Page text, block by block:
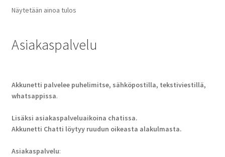
Näytetään ainoa tulos
Asiakaspalvelu
Akkunetti palvelee puhelimitse, sähköpostilla, tekstiviestillä,
whatsappissa.
Lisäksi asiakaspalveluaikoina chatissa.
Akkunetti Chatti löytyy ruudun oikeasta alakulmasta.
Asiakaspalvelu: